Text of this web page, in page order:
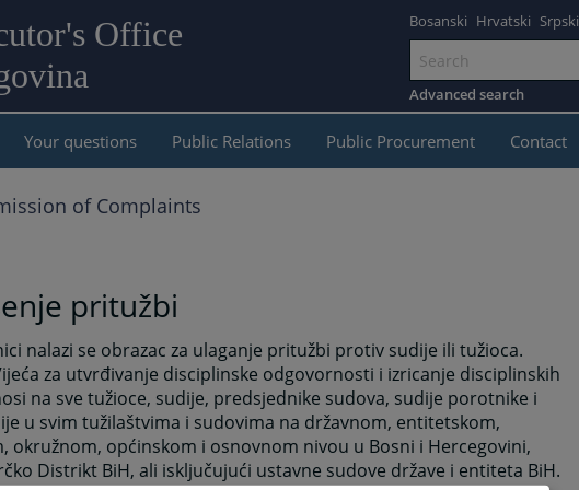
Office
main
content
Bosanski Hrvatski Srpski
Advanced search
Your questions Public Relations Public Procurement Contact
of Complaints
pritužbi
nalazi se obrazac za ulaganje pritužbi protiv sudije ili tužioca.
za utvrđivanje disciplinske odgovornosti i izricanje disciplinskih
na sve tužioce, sudije, predsjednike sudova, sudije porotnike i
u svim tužilaštvima i sudovima na državnom, entitetskom,
okružnom, općinskom i osnovnom nivou u Bosni i Hercegovini,
Distrikt BiH, ali isključujući ustavne sudove države i entiteta BiH.